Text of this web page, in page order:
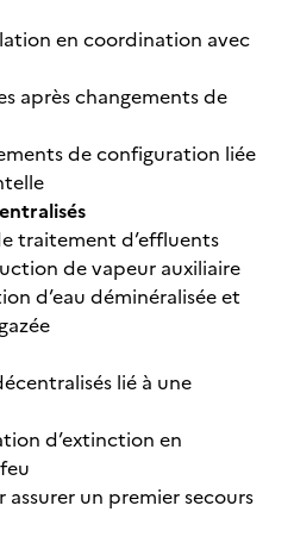
en coordination avec
après changements de
de configuration liée
traitement d’effluents
de vapeur auxiliaire
d’eau déminéralisée et
lié à une
d’extinction en
un premier secours